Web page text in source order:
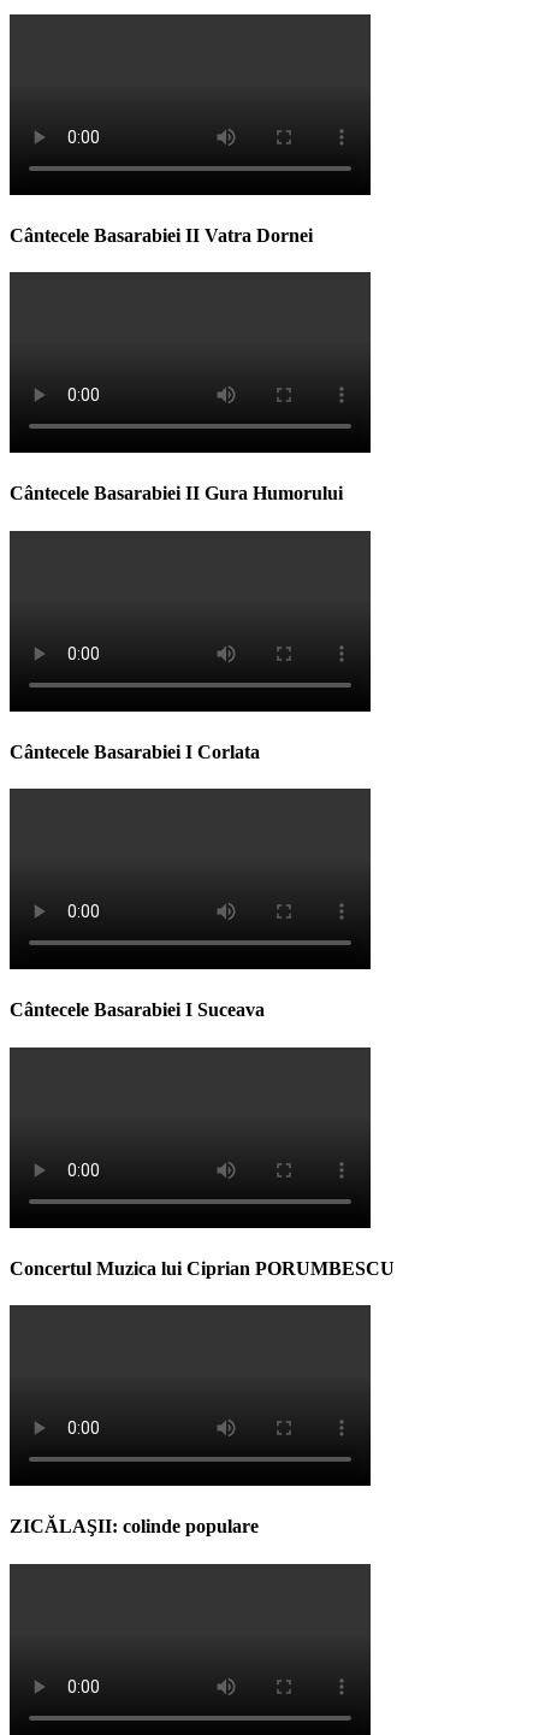
Cântecele Basarabiei II Vatra Dornei
Cântecele Basarabiei II Gura Humorului
Cântecele Basarabiei I Corlata
Cântecele Basarabiei I Suceava
Concertul Muzica lui Ciprian PORUMBESCU
ZICĂLAŞII: colinde populare